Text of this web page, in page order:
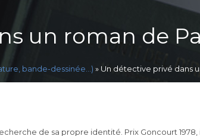
un roman de
bande-dessinée...) » Un détective privé dans
de sa propre identité. Prix Goncourt